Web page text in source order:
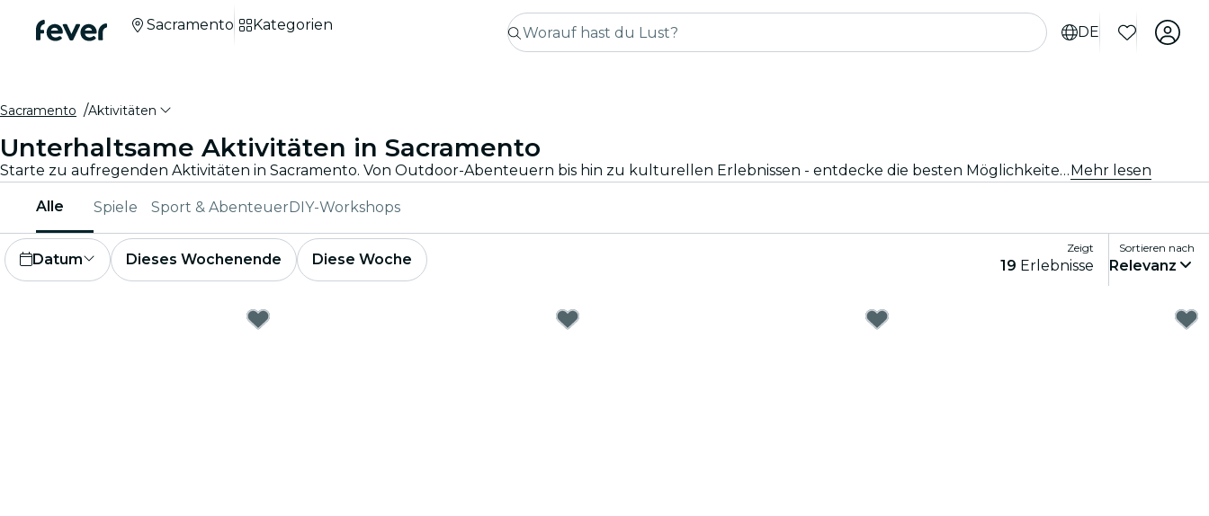
DE
Sacramento Kategorien
Sacramento Aktivitäten
Unterhaltsame Aktivitäten in Sacramento
Starte zu aufregenden Aktivitäten in Sacramento. Von Outdoor-Abenteuern bis hin zu kulturellen Erlebnissen - entdecke die besten Möglichkeiten, deine Zeit bestmöglich zu verbringen.Mehr lesen
Alle Spiele Sport & AbenteuerDIY-Workshops
Datum Dieses Wochenende Diese Woche
Zeigt
19 Erlebnisse
Sortieren nach
Relevanz